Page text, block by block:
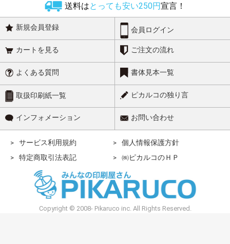
送料はとっても安い250円宣言！
新規会員登録 会員ログイン
カートを見る ご注文の流れ
よくある質問 書体見本一覧
取扱印刷紙一覧 ピカルコの独り言
インフォメーション お問い合わせ
サービス利用規約
個人情報保護方針
特定商取引法表記
㈱ピカルコのＨＰ
Copyright © 2008- Pikaruco inc. All Rights Reserved.